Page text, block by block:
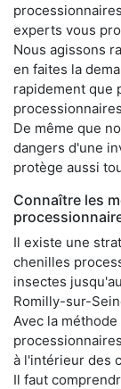
experts vous
Nous agissons
en faites la
rapidement que
De même que
dangers d'une
protège aussi
Connaître les
Il existe une
chenilles
insectes
Romilly-sur-
Avec la
à l'intérieur des
Il faut